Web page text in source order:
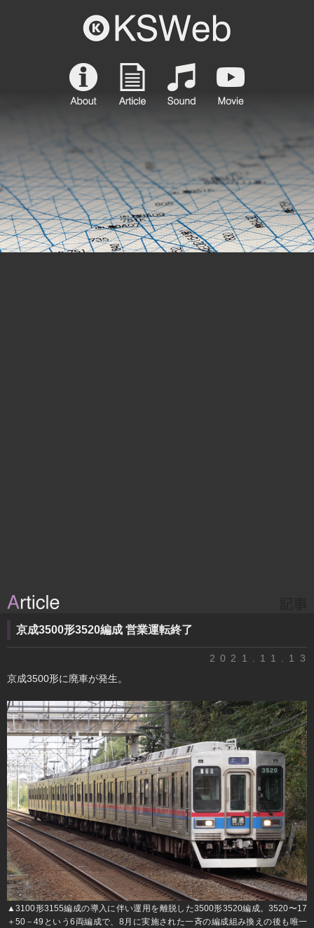
京成3500形3520編成 営業運転終了
2021.11.13
京成3500形に廃車が発生。
▲3100形3155編成の導入に伴い運用を離脱した3500形3520編成。3520〜17
＋50－49という6両編成で、8月に実施された一斉の編成組み換えの後も唯一